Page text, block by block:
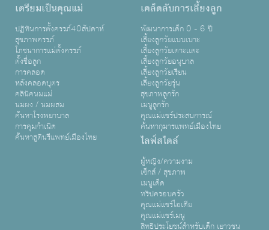
เตรียมเป็นคุณแม่
ปฏิทินการตั้งครรภ์40สัปดาห์
สุขภาพครรภ์
โภชนาการแม่ตั้งครรภ์
ตั้งชื่อลูก
การคลอด
หลังคลอดบุตร
คลินิคนมแม่
นมผง / นมผสม
ค้นหาโรงพยาบาล
การคุมกำเนิด
ค้นหาสูตินรีแพทย์เมืองไทย
เคล็ดลับการเลี้ยงลูก
พัฒนาการเด็ก 0 - 6 ปี
เลี้ยงลูกวัยแบบเบาะ
เลี้ยงลูกวัยเตาะเเตะ
เลี้ยงลูกวัยอนุบาล
เลี้ยงลูกวัยเรียน
เลี้ยงลูกวัยรุ่น
สุขภาพลูกรัก
เมนูลูกรัก
คุณแม่แชร์ประสบการณ์
ค้นหากุมารแพทย์เมืองไทย
ไลฟ์สไตล์
ผู้หญิง/ความงาม
เซ็กส์ / สุขภาพ
เมนูเด็ด
ทริปครอบครัว
คุณแม่แชร์ไอเดีย
คุณแม่แชร์เมนู
สิทธิประโยชน์สำหรับเด็ก เยาวชน